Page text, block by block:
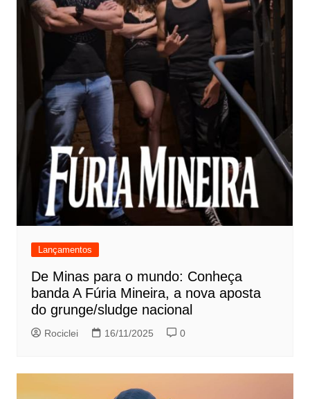
Lançamentos
De Minas para o mundo: Conheça
banda A Fúria Mineira, a nova aposta
do grunge/sludge nacional
Rociclei 16/11/2025 0